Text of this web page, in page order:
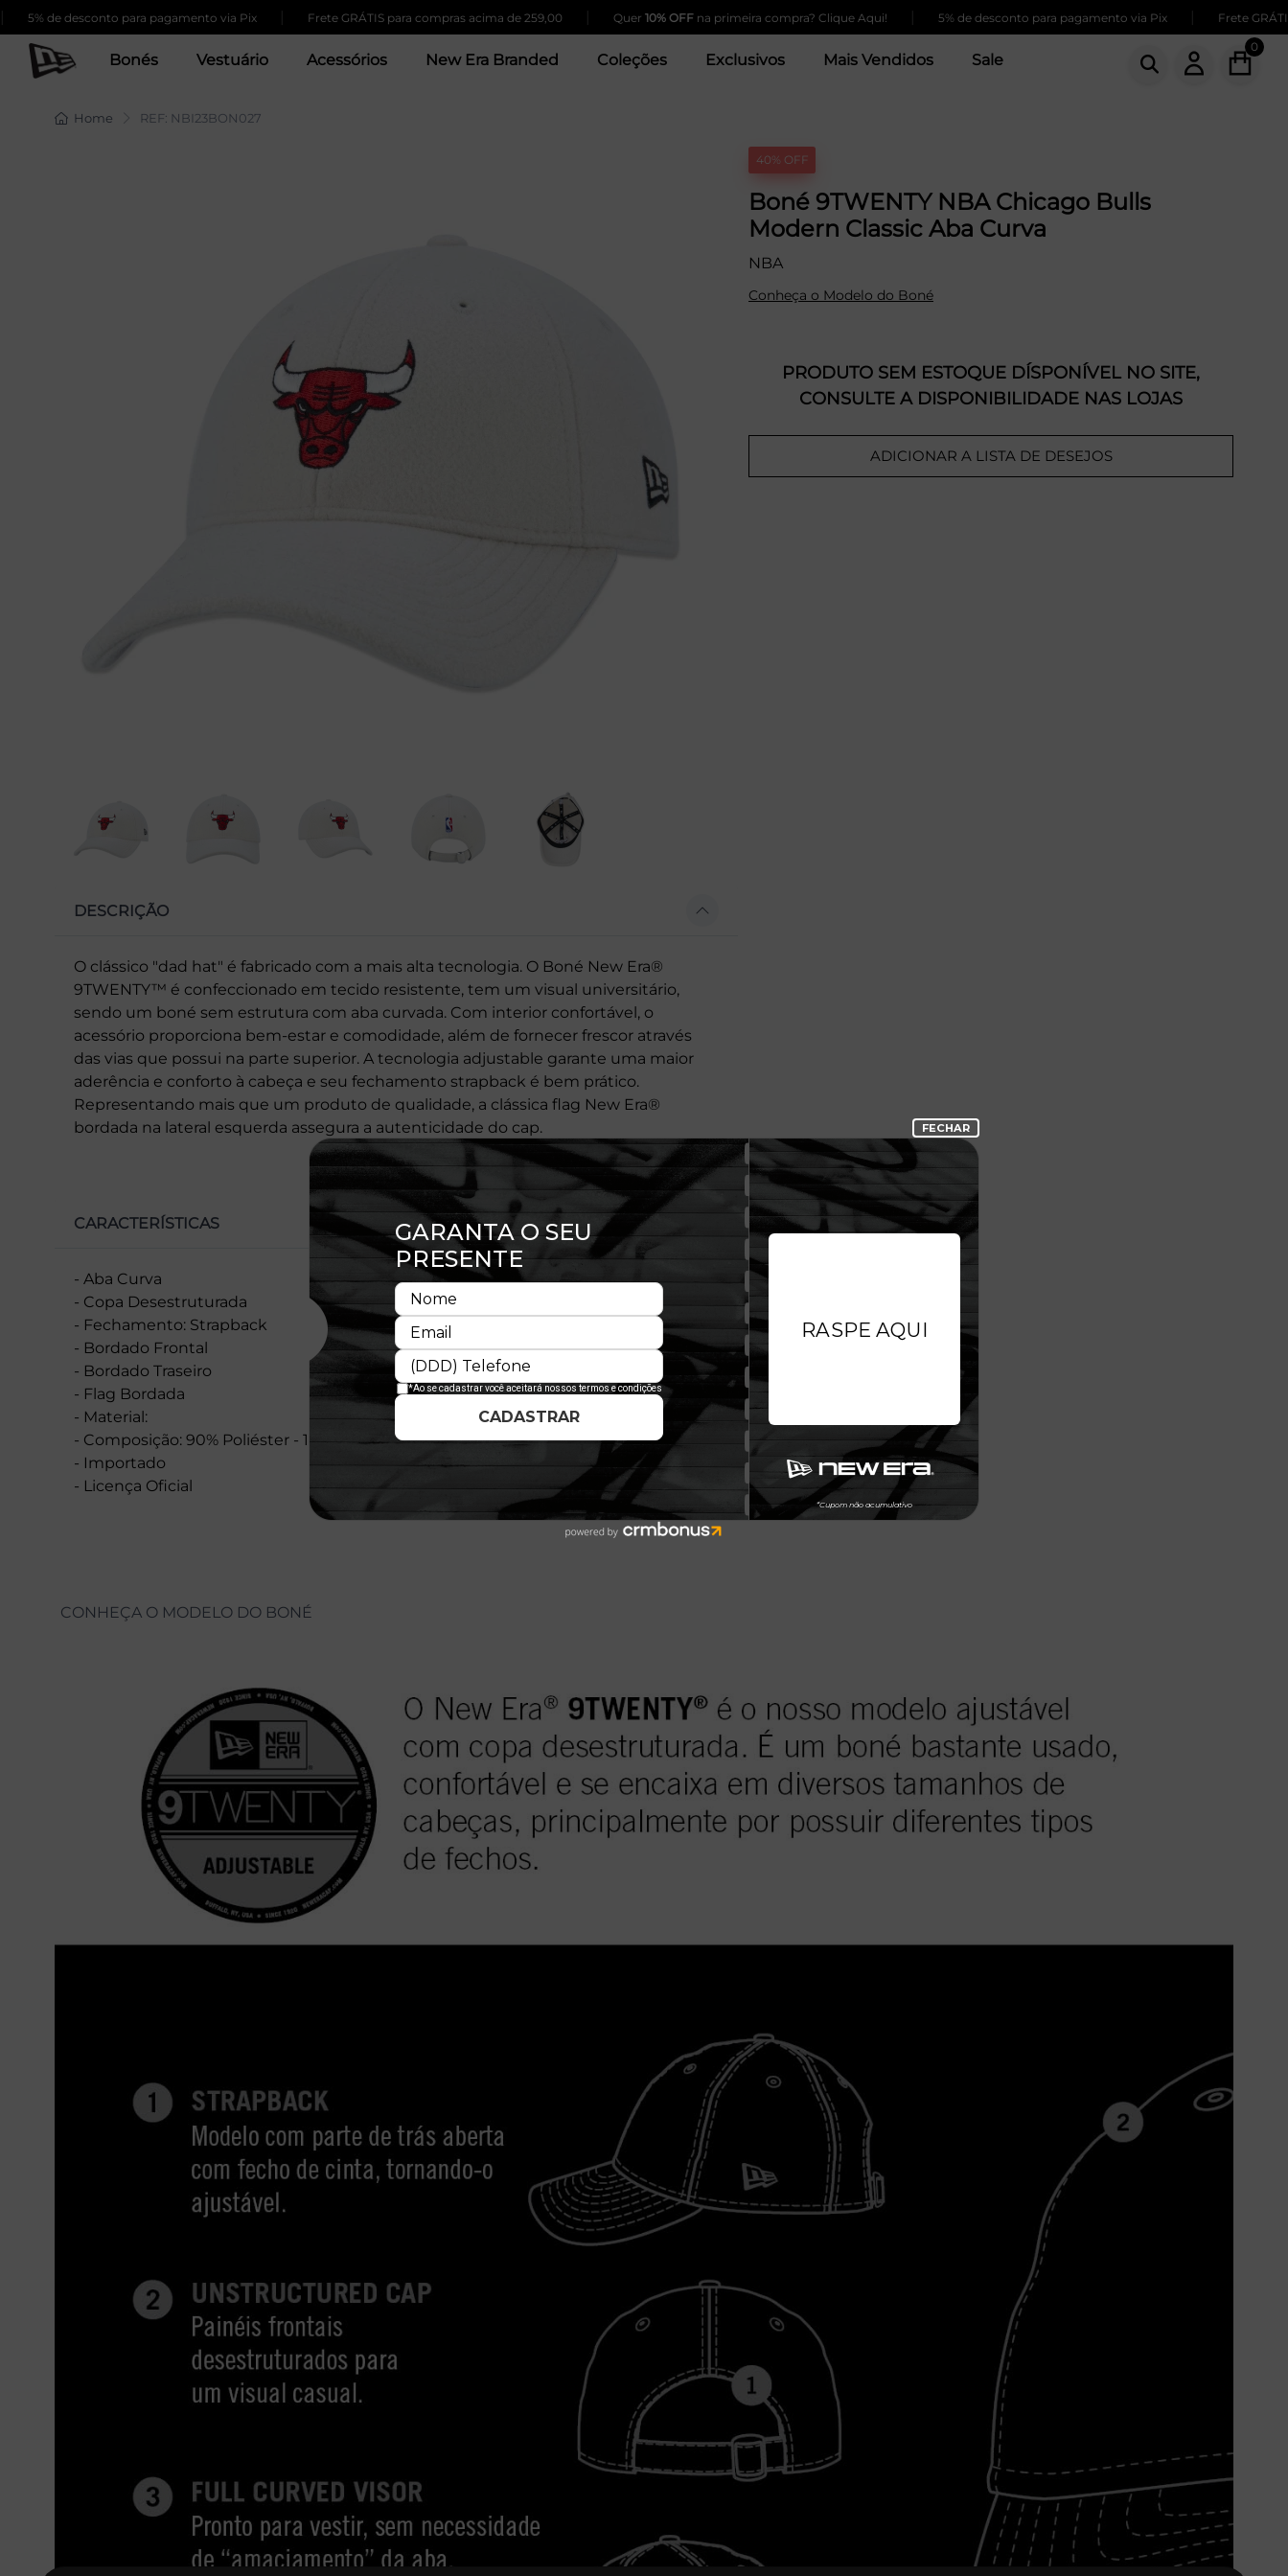
de desconto para pagamento via Pix | Frete GRÁTIS para compras acima de 259,00 | 10% OFFna primeira compra? Clique Aqui! | 5% de desconto para pagamento via Pix | Frete GRÁTIS
Bonés Vestuário Acessórios New Era Branded Coleções Exclusivos Mais Vendidos Sale
0
Home REF: NBI23BON027
DESCRIÇÃO
O clássico "dad hat" é fabricado com a mais alta tecnologia. O Boné New Era®
9TWENTY™ é confeccionado em tecido resistente, tem um visual universitário,
sendo um boné sem estrutura com aba curvada. Com interior confortável, o
acessório proporciona bem-estar e comodidade, além de fornecer frescor através
das vias que possui na parte superior. A tecnologia adjustable garante uma maior
aderência e conforto à cabeça e seu fechamento strapback é bem prático.
Representando mais que um produto de qualidade, a clássica flag New Era®
bordada na lateral esquerda assegura a autenticidade do cap.
CARACTERÍSTICAS
- Aba Curva
- Copa Desestruturada
- Fechamento: Strapback
- Bordado Frontal
- Bordado Traseiro
- Flag Bordada
- Material:
- Composição: 90% Poliéster - 10% Lã
- Importado
- Licença Oficial
40% OFF
Boné 9TWENTY NBA Chicago Bulls
Modern Classic Aba Curva
NBA
Conheça o Modelo do Boné
PRODUTO SEM ESTOQUE DÍSPONÍVEL NO SITE,
CONSULTE A DISPONIBILIDADE NAS LOJAS
ADICIONAR A LISTA DE DESEJOS
CONHEÇA O MODELO DO BONÉ